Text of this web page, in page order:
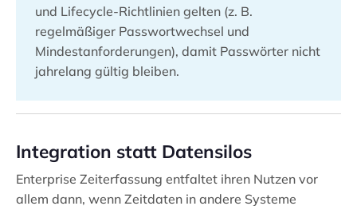
und Lifecycle-Richtlinien gelten (z. B.
regelmäßiger Passwortwechsel und
Mindestanforderungen), damit Passwörter nicht
jahrelang gültig bleiben.
Integration statt Datensilos
Enterprise Zeiterfassung entfaltet ihren Nutzen vor
allem dann, wenn Zeitdaten in andere Systeme